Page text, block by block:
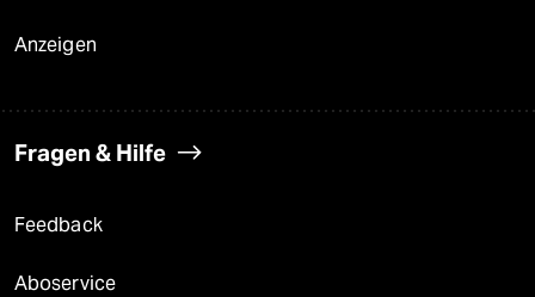
Anzeigen
Fragen & Hilfe
Feedback
Aboservice